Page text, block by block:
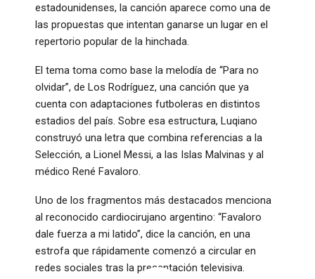
estadounidenses, la canción aparece como una de
las propuestas que intentan ganarse un lugar en el
repertorio popular de la hinchada.
El tema toma como base la melodía de “Para no
olvidar”, de Los Rodríguez, una canción que ya
cuenta con adaptaciones futboleras en distintos
estadios del país. Sobre esa estructura, Luqiano
construyó una letra que combina referencias a la
Selección, a Lionel Messi, a las Islas Malvinas y al
médico René Favaloro.
Uno de los fragmentos más destacados menciona
al reconocido cardiocirujano argentino: “Favaloro
dale fuerza a mi latido”, dice la canción, en una
estrofa que rápidamente comenzó a circular en
redes sociales tras la presentación televisiva.